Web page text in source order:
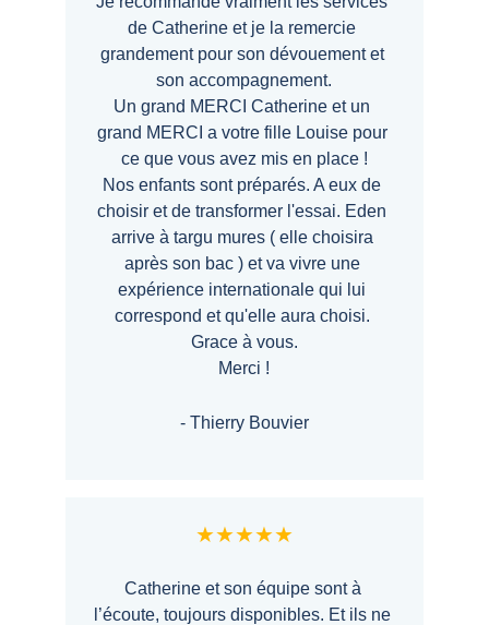
Catherine et son équipe sont à
l’écoute, toujours disponibles. Et ils ne
★★★★★
de Catherine et je la remercie
grandement pour son dévouement et
son accompagnement.
Un grand MERCI Catherine et un
grand MERCI a votre fille Louise pour
ce que vous avez mis en place !
Nos enfants sont préparés. A eux de
choisir et de transformer l'essai. Eden
arrive à targu mures ( elle choisira
après son bac ) et va vivre une
expérience internationale qui lui
correspond et qu'elle aura choisi.
Grace à vous.
Merci !
- Thierry Bouvier